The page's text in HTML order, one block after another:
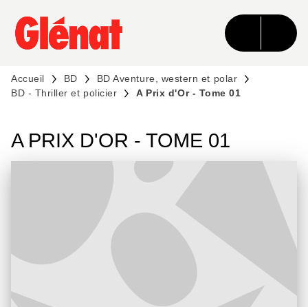
MENU RECHERCHE CONTENU
PIED DE PAGE
Accueil BD
BD Aventure, western et polar
BD - Thriller et policier
A Prix d'Or - Tome 01
A PRIX D'OR - TOME 01